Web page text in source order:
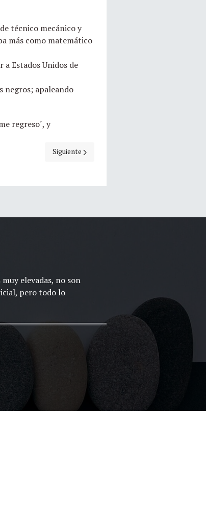
técnico mecánico y
más como matemático
Estados Unidos de
negros; apaleando
regreso´, y
Artículo siguiente: Entrevista al Dr. René Mario
Siguiente
elevadas, no son
pero todo lo